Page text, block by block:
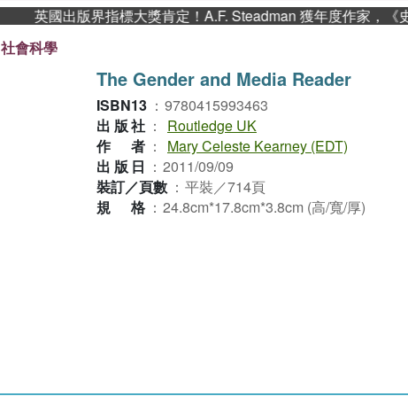
英國出版界指標大獎肯定！A.F. Steadman 獲年度作家，《史坎
社會科學
The Gender and Media Reader
ISBN13 ： 9780415993463
出版社 ：
Routledge UK
作者 ：
Mary Celeste Kearney (EDT)
出版日 ： 2011/09/09
裝訂／頁數 ： 平裝／714頁
規格 ： 24.8cm*17.8cm*3.8cm (高/寬/厚)